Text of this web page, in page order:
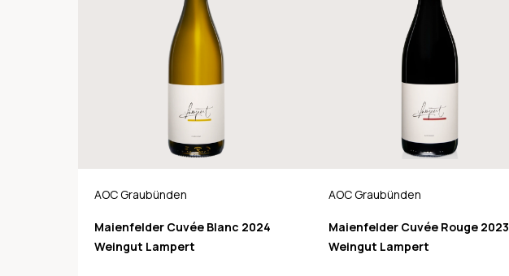
AOC Graubünden
Maienfelder Cuvée Blanc 2024
Weingut Lampert
AOC Graubünden
Maienfelder Cuvée Rouge 2023
Weingut Lampert